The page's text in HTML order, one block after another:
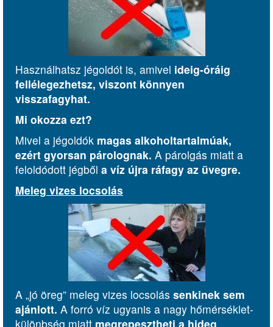
Használhatsz jégoldót is, amivel ideig-óráig
fellélegezhetsz, viszont könnyen
visszafagyhat.
Mi okozza ezt?
Mivel a jégoldók magas alkoholtartalmúak,
ezért gyorsan párolognak. A párolgás miatt a
feloldódott jégből a víz újra ráfagy az üvegre.
Meleg vizes locsolás
A „jó öreg” meleg vizes locsolás senkinek sem
ajánlott. A forró víz ugyanis a nagy hőmérséklet-
különbség miatt megrepesztheti a hideg